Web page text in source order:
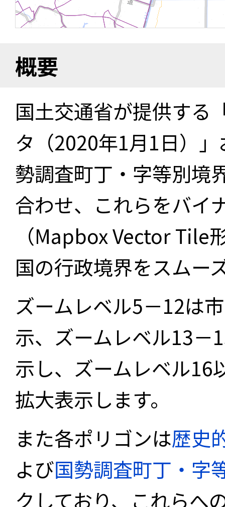
概要
国土交通省が提供する
タ（2020年1月1日）
勢調査町丁・字等別境
合わせ、これらをバイ
（Mapbox Vector Tile
国の行政境界をスムー
ズームレベル5－12は
示、ズームレベル13－
示し、ズームレベル16
拡大表示します。
また各ポリゴンは歴史
よび国勢調査町丁・字
クしており、これらへ